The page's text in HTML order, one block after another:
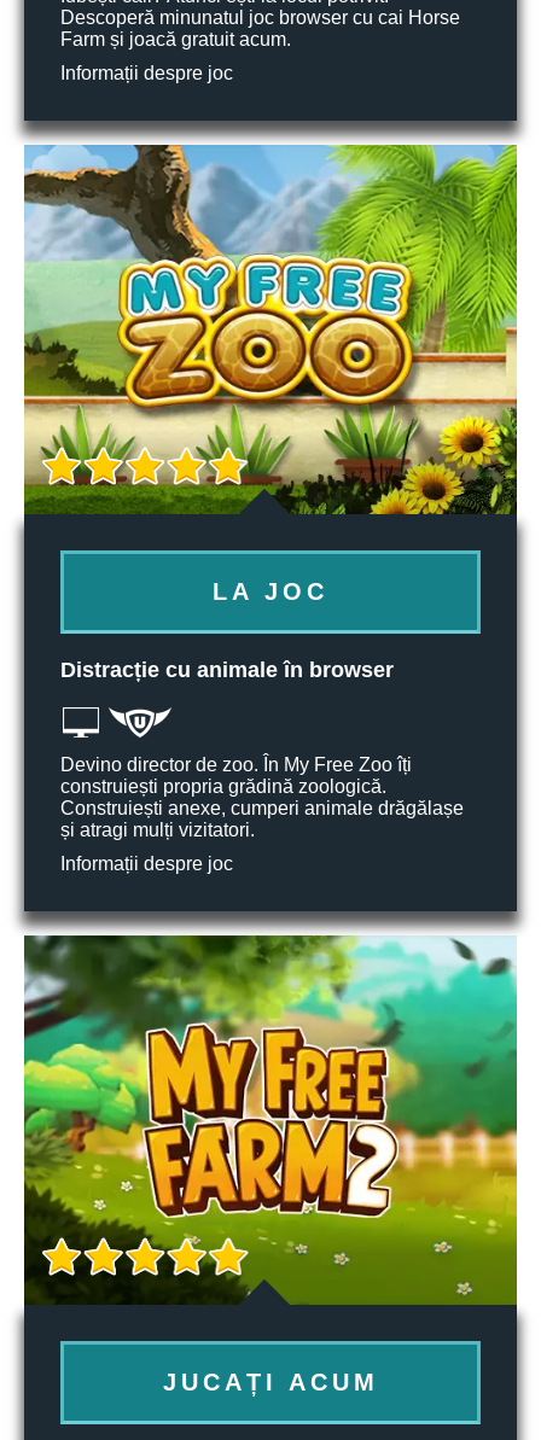
Descoperă minunatul joc browser cu cai Horse
Farm și joacă gratuit acum.
Informații despre joc
LA JOC
Distracție cu animale în browser
Devino director de zoo. În My Free Zoo îți
construiești propria grădină zoologică.
Construiești anexe, cumperi animale drăgălașe
și atragi mulți vizitatori.
Informații despre joc
JUCAȚI ACUM